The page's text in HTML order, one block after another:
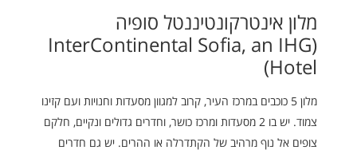
מלון אינטרקונטיננטל סופיה
(InterContinental Sofia, an IHG
Hotel)
מלון 5 כוכבים במרכז העיר, קרוב למגוון מסעדות וחנויות ועם קזינו
צמוד. יש בו 2 מסעדות ומרכז כושר, וחדרים גדולים ונקיים, חלקם
צופים אל נוף מרהיב של הקתדרלה או ההרים. יש גם חדרים